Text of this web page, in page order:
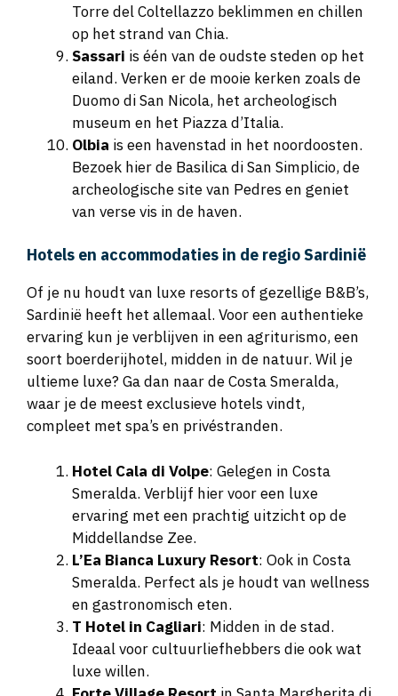
Torre del Coltellazzo beklimmen en chillen
op het strand van Chia.
Sassari is één van de oudste steden op het
eiland. Verken er de mooie kerken zoals de
Duomo di San Nicola, het archeologisch
museum en het Piazza d’Italia.
Olbia is een havenstad in het noordoosten.
Bezoek hier de Basilica di San Simplicio, de
archeologische site van Pedres en geniet
van verse vis in de haven.
Hotels en accommodaties in de regio Sardinië
Of je nu houdt van luxe resorts of gezellige B&B’s,
Sardinië heeft het allemaal. Voor een authentieke
ervaring kun je verblijven in een agriturismo, een
soort boerderijhotel, midden in de natuur. Wil je
ultieme luxe? Ga dan naar de Costa Smeralda,
waar je de meest exclusieve hotels vindt,
compleet met spa’s en privéstranden.
Hotel Cala di Volpe: Gelegen in Costa
Smeralda. Verblijf hier voor een luxe
ervaring met een prachtig uitzicht op de
Middellandse Zee.
L’Ea Bianca Luxury Resort: Ook in Costa
Smeralda. Perfect als je houdt van wellness
en gastronomisch eten.
T Hotel in Cagliari: Midden in de stad.
Ideaal voor cultuurliefhebbers die ook wat
luxe willen.